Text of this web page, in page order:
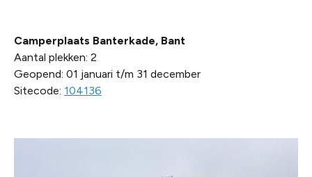
Camperplaats Banterkade, Bant
Aantal plekken: 2
Geopend: 01 januari t/m 31 december
Sitecode: 104136